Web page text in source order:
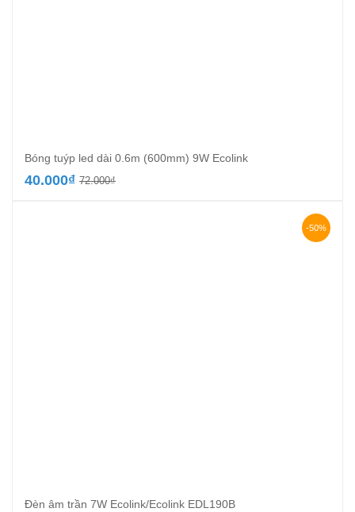
Bóng tuýp led dài 0.6m (600mm) 9W Ecolink
72.000₫Giá
40.000₫
Giá
-50%
Đèn âm trần 7W Ecolink/Ecolink EDL190B